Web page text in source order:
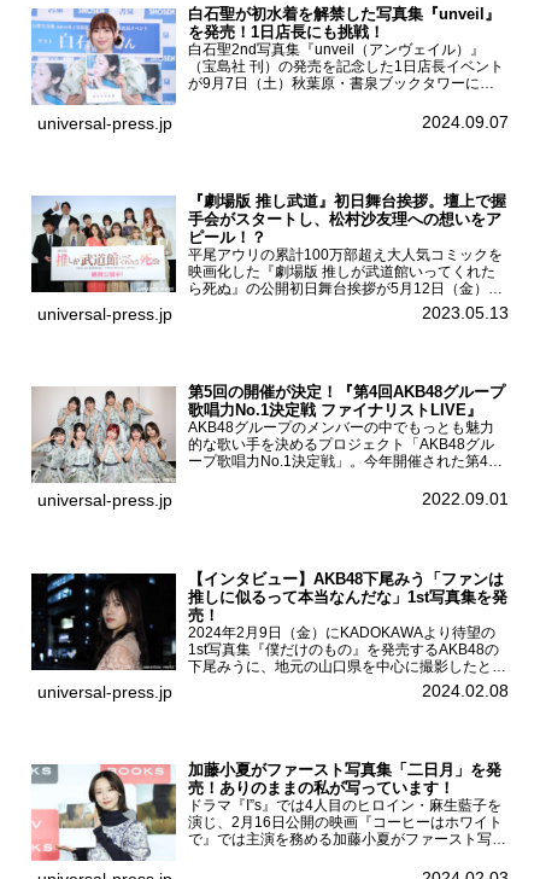
白石聖が初水着を解禁した写真集『unveil』
を発売！1日店長にも挑戦！
白石聖2nd写真集『unveil（アンヴェイル）』
（宝島社 刊）の発売を記念した1日店長イベント
が9月7日（土）秋葉原・書泉ブックタワーにて
を記念し1日店長イベントを開催した本写真集は
universal-press.jp 2024.09.07
『劇場版 推し武道』初日舞台挨拶。壇上で握
手会がスタートし、松村沙友理への想いをア
ピール！？
平尾アウリの累計100万部超え大人気コミックを
映画化した『劇場版 推しが武道館いってくれた
ら死ぬ』の公開初日舞台挨拶が5月12日（金）新
宿バルト9で開催され、出演者の松村沙友理、中
村里帆、MOMO(@onefive)、KANO(@onefi...
universal-press.jp 2023.05.13
第5回の開催が決定！『第4回AKB48グループ
歌唱力No.1決定戦 ファイナリストLIVE』
AKB48グループのメンバーの中でもっとも魅力
的な歌い手を決めるプロジェクト「AKB48グル
ープ歌唱力No.1決定戦」。今年開催された第4回
る一夜限りのライブイベント「ファイナリスト
universal-press.jp 2022.09.01
【インタビュー】AKB48下尾みう「ファンは
推しに似るって本当なんだな」1st写真集を発
売！
2024年2月9日（金）にKADOKAWAより待望の
1st写真集『僕だけのもの』を発売するAKB48の
下尾みうに、地元の山口県を中心に撮影したとい
う今回の写真集についてインタビューをお願いし
た。1st写真集『僕だけのもの』を発売する
universal-press.jp 2024.02.08
加藤小夏がファースト写真集「二日月」を発
売！ありのままの私が写っています！
ドラマ『I”s』では4人目のヒロイン・麻生藍子を
演じ、2月16日公開の映画『コーヒーはホワイト
で』では主演を務める加藤小夏がファースト写真
記念イベントをHMV＆BOOKS SHIBUYAで開催